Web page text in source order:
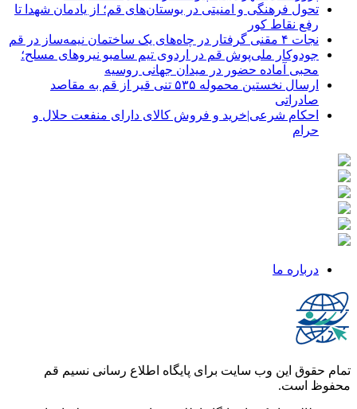
تحول فرهنگی و امنیتی در بوستان‌های قم؛ از یادمان شهدا تا
رفع نقاط کور
نجات ۴ مقنی گرفتار در چاه‌های یک ساختمان نیمه‌ساز در قم
جودوکار ملی‌پوش قم در اردوی تیم سامبو نیروهای مسلح؛
محبی آماده حضور در میدان جهانی روسیه
ارسال نخستین محموله ۵۳۵ تنی قیر از قم به مقاصد
صادراتی
احکام شرعی|خرید و فروش کالای دارای منفعت حلال و
حرام
درباره ما
تمام حقوق این وب سایت برای پایگاه اطلاع رسانی نسیم قم
محفوظ است.